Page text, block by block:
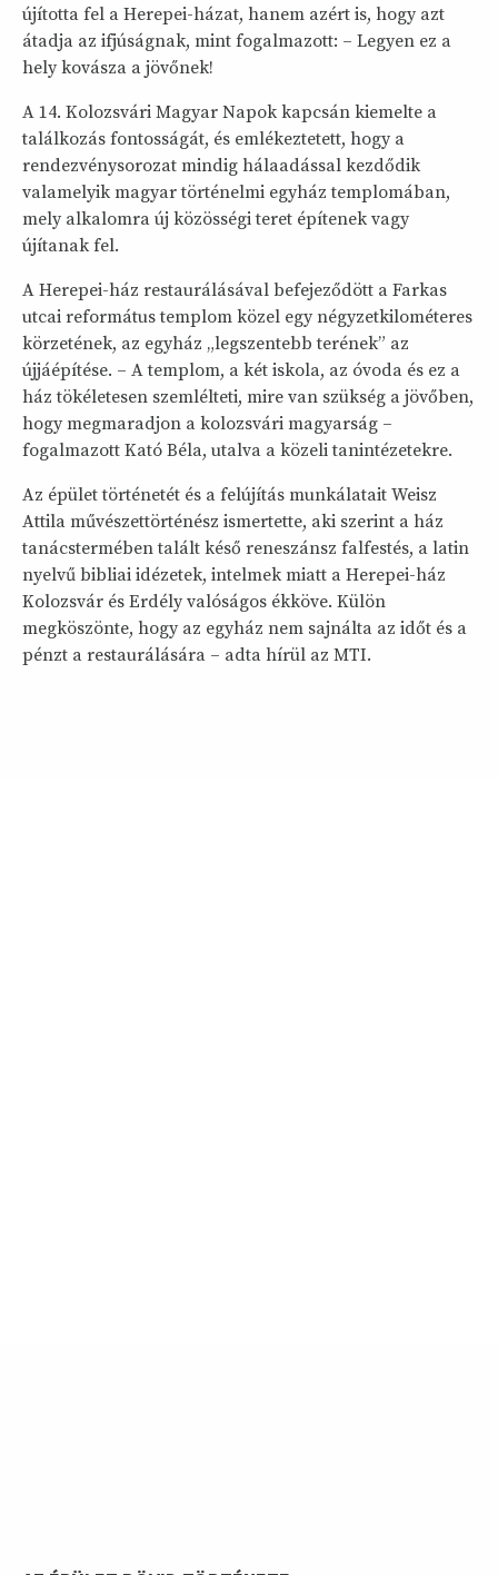
újította fel a Herepei-házat, hanem azért is, hogy azt
átadja az ifjúságnak, mint fogalmazott: – Legyen ez a
hely kovásza a jövőnek!
A 14. Kolozsvári Magyar Napok kapcsán kiemelte a
találkozás fontosságát, és emlékeztetett, hogy a
rendezvénysorozat mindig hálaadással kezdődik
valamelyik magyar történelmi egyház templomában,
mely alkalomra új közösségi teret építenek vagy
újítanak fel.
A Herepei-ház restaurálásával befejeződött a Farkas
utcai református templom közel egy négyzetkilométeres
körzetének, az egyház „legszentebb terének” az
újjáépítése. – A templom, a két iskola, az óvoda és ez a
ház tökéletesen szemlélteti, mire van szükség a jövőben,
hogy megmaradjon a kolozsvári magyarság –
fogalmazott Kató Béla, utalva a közeli tanintézetekre.
Az épület történetét és a felújítás munkálatait Weisz
Attila művészettörténész ismertette, aki szerint a ház
tanácstermében talált késő reneszánsz falfestés, a latin
nyelvű bibliai idézetek, intelmek miatt a Herepei-ház
Kolozsvár és Erdély valóságos ékköve. Külön
megköszönte, hogy az egyház nem sajnálta az időt és a
pénzt a restaurálására – adta hírül az MTI.